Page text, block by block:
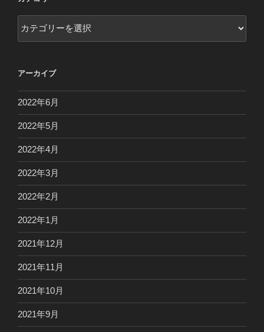
テ
ー
アーカイブ
2022年6月
2022年5月
2022年4月
2022年3月
2022年2月
2022年1月
2021年12月
2021年11月
2021年10月
2021年9月